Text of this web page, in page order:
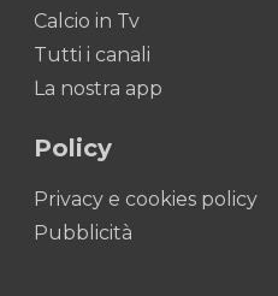
Calcio in Tv
Tutti i canali
La nostra app
Policy
Privacy e cookies policy
Pubblicità